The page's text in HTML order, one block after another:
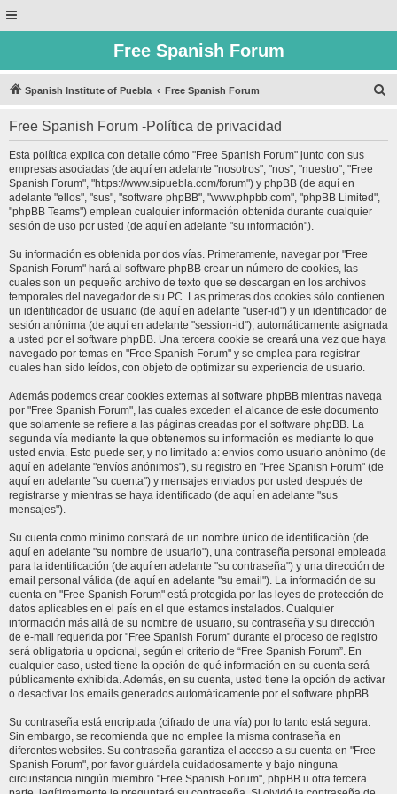
Free Spanish Forum
Spanish Institute of Puebla Free Spanish Forum
Free Spanish Forum -Política de privacidad
Esta política explica con detalle cómo "Free Spanish Forum" junto con sus
empresas asociadas (de aquí en adelante "nosotros", "nos", "nuestro", "Free
Spanish Forum", "https://www.sipuebla.com/forum") y phpBB (de aquí en
adelante "ellos", "sus", "software phpBB", "www.phpbb.com", "phpBB Limited",
"phpBB Teams") emplean cualquier información obtenida durante cualquier
sesión de uso por usted (de aquí en adelante "su información").
Su información es obtenida por dos vías. Primeramente, navegar por "Free
Spanish Forum" hará al software phpBB crear un número de cookies, las
cuales son un pequeño archivo de texto que se descargan en los archivos
temporales del navegador de su PC. Las primeras dos cookies sólo contienen
un identificador de usuario (de aquí en adelante "user-id") y un identificador de
sesión anónima (de aquí en adelante "session-id"), automáticamente asignada
a usted por el software phpBB. Una tercera cookie se creará una vez que haya
navegado por temas en "Free Spanish Forum" y se emplea para registrar
cuales han sido leídos, con objeto de optimizar su experiencia de usuario.
Además podemos crear cookies externas al software phpBB mientras navega
por "Free Spanish Forum", las cuales exceden el alcance de este documento
que solamente se refiere a las páginas creadas por el software phpBB. La
segunda vía mediante la que obtenemos su información es mediante lo que
usted envía. Esto puede ser, y no limitado a: envíos como usuario anónimo (de
aquí en adelante "envíos anónimos"), su registro en "Free Spanish Forum" (de
aquí en adelante "su cuenta") y mensajes enviados por usted después de
registrarse y mientras se haya identificado (de aquí en adelante "sus
mensajes").
Su cuenta como mínimo constará de un nombre único de identificación (de
aquí en adelante "su nombre de usuario"), una contraseña personal empleada
para la identificación (de aquí en adelante "su contraseña") y una dirección de
email personal válida (de aquí en adelante "su email"). La información de su
cuenta en "Free Spanish Forum" está protegida por las leyes de protección de
datos aplicables en el país en el que estamos instalados. Cualquier
información más allá de su nombre de usuario, su contraseña y su dirección
de e-mail requerida por "Free Spanish Forum" durante el proceso de registro
será obligatoria u opcional, según el criterio de “Free Spanish Forum”. En
cualquier caso, usted tiene la opción de qué información en su cuenta será
públicamente exhibida. Además, en su cuenta, usted tiene la opción de activar
o desactivar los emails generados automáticamente por el software phpBB.
Su contraseña está encriptada (cifrado de una vía) por lo tanto está segura.
Sin embargo, se recomienda que no emplee la misma contraseña en
diferentes websites. Su contraseña garantiza el acceso a su cuenta en "Free
Spanish Forum", por favor guárdela cuidadosamente y bajo ninguna
circunstancia ningún miembro "Free Spanish Forum", phpBB u otra tercera